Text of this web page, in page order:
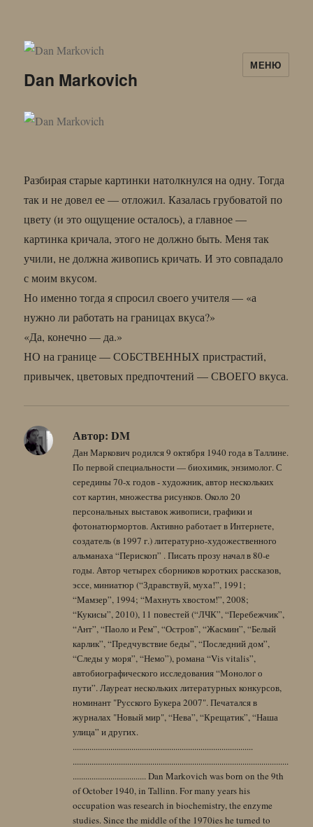
Dan Markovich
МЕНЮ
Разбирая старые картинки натолкнулся на одну. Тогда
так и не довел ее — отложил. Казалась грубоватой по
цвету (и это ощущение осталось), а главное —
картинка кричала, этого не должно быть. Меня так
учили, не должна живопись кричать. И это совпадало
с моим вкусом.
Но именно тогда я спросил своего учителя — «а
нужно ли работать на границах вкуса?»
«Да, конечно — да.»
НО на границе — СОБСТВЕННЫХ пристрастий,
привычек, цветовых предпочтений — СВОЕГО вкуса.
Автор: DM
Дан Маркович родился 9 октября 1940 года в Таллине.
По первой специальности — биохимик, энзимолог. С
середины 70-х годов - художник, автор нескольких
сот картин, множества рисунков. Около 20
персональных выставок живописи, графики и
фотонатюрмортов. Активно работает в Интернете,
создатель (в 1997 г.) литературно-художественного
альманаха “Перископ” . Писать прозу начал в 80-е
годы. Автор четырех сборников коротких рассказов,
эссе, миниатюр (“Здравствуй, муха!”, 1991;
“Мамзер”, 1994; “Махнуть хвостом!”, 2008;
“Кукисы”, 2010), 11 повестей (“ЛЧК”, “Перебежчик”,
“Ант”, “Паоло и Рем”, “Остров”, “Жасмин”, “Белый
карлик”, “Предчувствие беды”, “Последний дом”,
“Следы у моря”, “Немо”), романа “Vis vitalis”,
автобиографического исследования “Монолог о
пути”. Лауреат нескольких литературных конкурсов,
номинант "Русского Букера 2007". Печатался в
журналах "Новый мир", “Нева”, “Крещатик”, “Наша
улица” и других.
......................................................................................
.......................................................................................................
................................... Dan Markovich was born on the 9th
of October 1940, in Tallinn. For many years his
occupation was research in biochemistry, the enzyme
studies. Since the middle of the 1970ies he turned to